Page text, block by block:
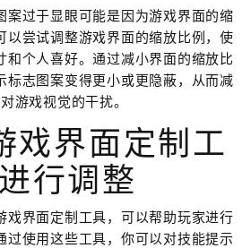
案过于显眼可能是因为游戏界面的缩
以尝试调整游戏界面的缩放比例，使
和个人喜好。通过减小界面的缩放比
标志图案变得更小或更隐蔽，从而减
游戏视觉的干扰。
戏界面定制工
行调整
戏界面定制工具，可以帮助玩家进行
过使用这些工具，你可以对技能提示